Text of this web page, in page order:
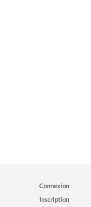
Connexion
Inscription